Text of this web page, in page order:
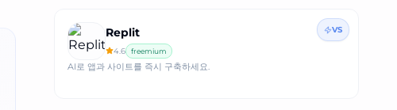
Replit
4.6 freemium
AI로 앱과 사이트를 즉시 구축하세요.
VS